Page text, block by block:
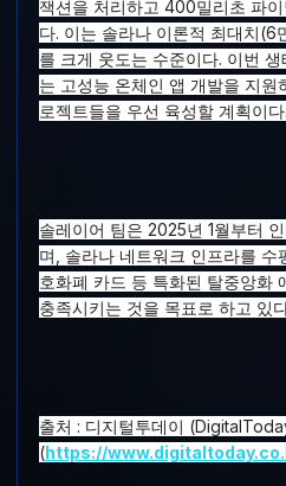
잭션을 처리하고 400밀리초 파
다. 이는 솔라나 이론적 최대치
를 크게 웃도는 수준이다. 이번
는 고성능 온체인 앱 개발을 지원
로젝트들을 우선 육성할 계획이다.
솔레이어 팀은 2025년 1월부터
며, 솔라나 네트워크 인프라를
호화폐 카드 등 특화된 탈중앙화
충족시키는 것을 목표로 하고 있
출처 : 디지털투데이
(https://